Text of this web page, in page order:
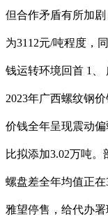
但合作矛盾有所加
为3112元/吨程度，
钱运转环境回首 1、
2023年广西螺纹钢
价钱全年呈现震动
比拟添加3.02万吨
螺盘差全年均值正
雅望停售，给代办